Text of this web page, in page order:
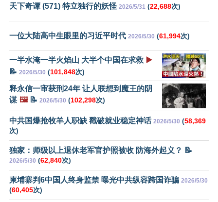
天下奇谭 (571) 特立独行的妖怪 2026/5/31 (22,688次)
一位大陆高中生眼里的习近平时代 2026/5/30 (61,994次)
一半水淹一半火焰山 大半个中国在求救 ▶️
📝 2026/5/30 (101,848次)
释永信一审获刑24年 让人联想到魔王的阴
谋 🖼️📝 2026/5/30 (102,298次)
中共国爆抢牧羊人职缺 戳破就业稳定神话 2026/5/30 (58,369
次)
独家：师级以上退休老军官护照被收 防海外起义？ 📝
2026/5/30 (62,840次)
柬埔寨判6中国人终身监禁 曝光中共纵容跨国诈骗 2026/5/30
(60,405次)